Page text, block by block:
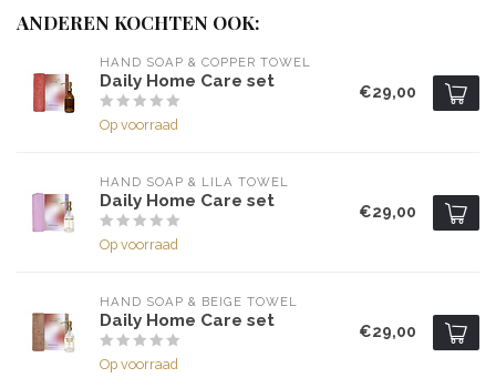
ANDEREN KOCHTEN OOK:
HAND SOAP & COPPER TOWEL
Daily Home Care set
Op voorraad
€29,00
HAND SOAP & LILA TOWEL
Daily Home Care set
Op voorraad
€29,00
HAND SOAP & BEIGE TOWEL
Daily Home Care set
Op voorraad
€29,00